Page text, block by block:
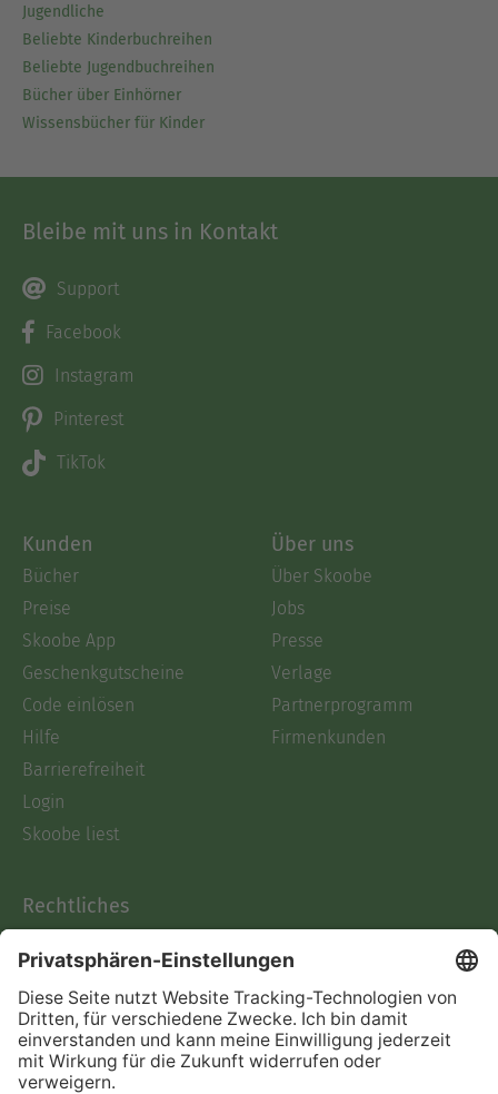
Jugendliche
Beliebte Kinderbuchreihen
Beliebte Jugendbuchreihen
Bücher über Einhörner
Wissensbücher für Kinder
Bleibe mit uns in Kontakt
Support
Facebook
Instagram
Pinterest
TikTok
Kunden
Bücher
Preise
Skoobe App
Geschenkgutscheine
Code einlösen
Hilfe
Barrierefreiheit
Login
Skoobe liest
Über uns
Über Skoobe
Jobs
Presse
Verlage
Partnerprogramm
Firmenkunden
Rechtliches
AGB
Informationen nach Data
Act
Verträge hier kündigen